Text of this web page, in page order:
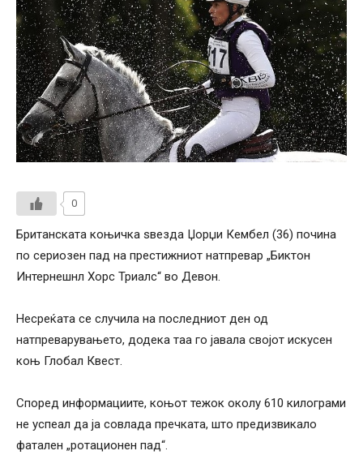
0
Британската коњичка ѕвезда Џорџи Кембел (36) почина
по сериозен пад на престижниот натпревар „Биктон
Интернешнл Хорс Триалс“ во Девон.
Несреќата се случила на последниот ден од
натпреварувањето, додека таа го јавала својот искусен
коњ Глобал Квест.
Според информациите, коњот тежок околу 610 килограми
не успеал да ја совлада пречката, што предизвикало
фатален „ротационен пад“.